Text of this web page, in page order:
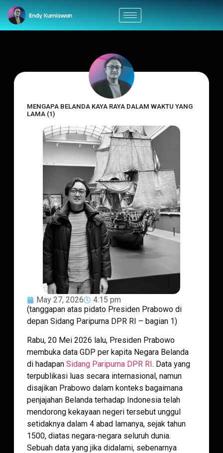
MENGAPA BELANDA KAYA RAYA DALAM WAKTU YANG
LAMA (1)
May 27, 2026
4:15 pm
(tanggapan atas pidato Presiden Prabowo di
depan Sidang Paripurna DPR RI – bagian 1)
Rabu, 20 Mei 2026 lalu, Presiden Prabowo
membuka data GDP per kapita Negara Belanda
di hadapan Sidang Paripurna DPR RI. Data yang
terpublikasi luas secara internasional, namun
disajikan Prabowo dalam konteks bagaimana
penjajahan Belanda terhadap Indonesia telah
mendorong kekayaan negeri tersebut unggul
setidaknya dalam 4 abad lamanya, sejak tahun
1500, diatas negara-negara seluruh dunia.
Sebuah data yang jika didalami, sebenarnya